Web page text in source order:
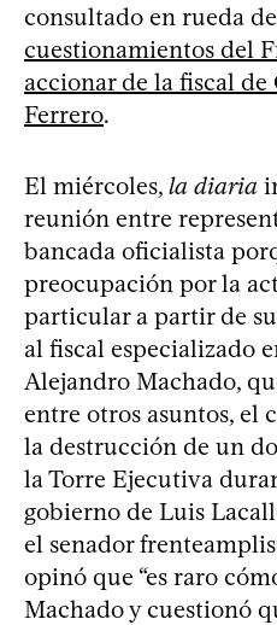
consultado en rueda
cuestionamientos del
accionar de la fiscal
Ferrero.
El miércoles, la diaria
reunión entre
bancada oficialista
preocupación por la
particular a partir de
al fiscal especializado
Alejandro Machado,
entre otros asuntos, el
la destrucción de un
la Torre Ejecutiva
gobierno de Luis
el senador
opinó que “es raro
Machado y cuestionó